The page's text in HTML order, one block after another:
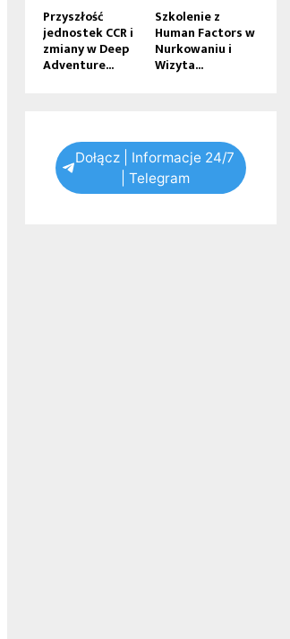
Przyszłość
jednostek CCR i
zmiany w Deep
Adventure...
Szkolenie z
Human Factors w
Nurkowaniu i
Wizyta...
Dołącz | Informacje 24/7
| Telegram